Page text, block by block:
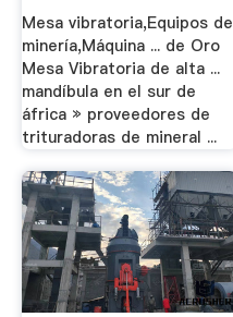
Mesa vibratoria,Equipos de
minería,Máquina ... de Oro
Mesa Vibratoria de alta ...
mandíbula en el sur de
áfrica » proveedores de
trituradoras de mineral ...